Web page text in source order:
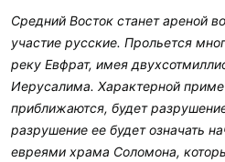
Средний Восток станет ареной
участие русские. Прольется
реку Евфрат, имея
Иерусалима. Характерной
приближаются, будет
разрушение ее будет означать
евреями храма Соломона,